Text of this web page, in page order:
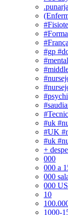
#gp
#uk
#UK
#uk
+
000
000 a
000
000
10
1000-